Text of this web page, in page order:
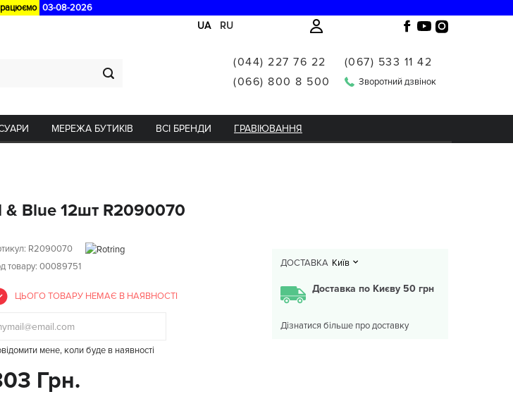
03-08-2026
UA RU
(044) 227 76 22
(066) 800 8 500
(067) 533 11 42
Зворотний дзвінок
МЕРЕЖА БУТИКІВ ВСІ БРЕНДИ ГРАВІЮВАННЯ
& Blue 12шт R2090070
R2090070
товару: 00089751
ЦЬОГО ТОВАРУ НЕМАЄ В НАЯВНОСТІ
мене, коли буде в наявності
Грн.
ДОСТАВКА Київ
Доставка по Києву 50 грн
Дізнатися більше про доставку